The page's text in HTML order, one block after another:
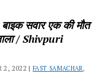
सवार एक की मौत
/ Shivpuri
2, 2022 | FAST SAMACHAR